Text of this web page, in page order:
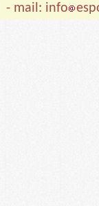
- mail: info